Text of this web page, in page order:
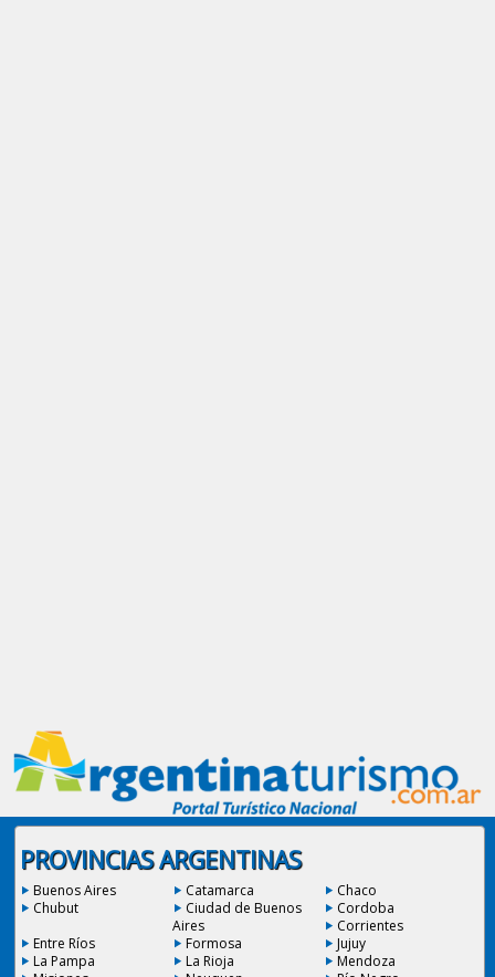
PROVINCIAS ARGENTINAS
Buenos Aires Catamarca
Chaco
Chubut
Ciudad de Buenos
Aires
Cordoba
Corrientes
Entre Ríos
Formosa
Jujuy
La Pampa
La Rioja
Mendoza